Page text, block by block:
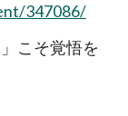
347086/
こそ覚悟を